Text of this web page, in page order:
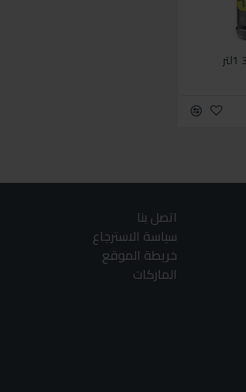
اتصل بنا
سياسة الاسترجاع
خريطة الموقع
الماركات